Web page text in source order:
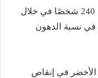
لوحظ في إحدى الدراسات التي أُجريت على 240 شخصًا في خلال
في نسبة الدهون
الأخضر في إنقاص